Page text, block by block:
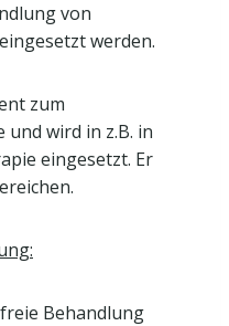
von
werden.
zum
wird in z.B. in
eingesetzt. Er
Behandlung